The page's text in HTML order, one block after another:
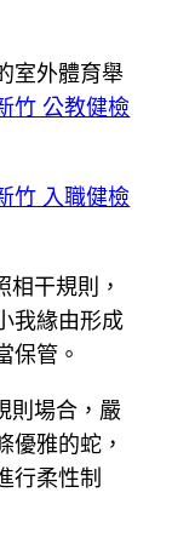
室外體育舉
竹 公教健檢
竹 入職健檢
干規則，
我緣由形成
保管。
則場合，嚴
優雅的蛇，
行柔性制